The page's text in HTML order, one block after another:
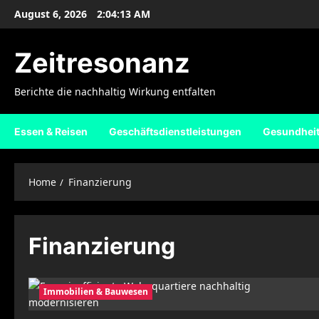
SkipAugust 6, 2026 2:04:13 AM
Zeitresonanz
Berichte die nachhaltig Wirkung entfalten
Essen & Reisen Geschäftsdienstleistungen Gesundheit
Home Finanzierung
Finanzierung
Immobilien & Bauwesen